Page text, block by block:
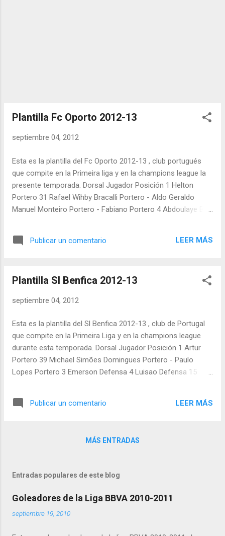
Plantilla Fc Oporto 2012-13
septiembre 04, 2012
Esta es la plantilla del Fc Oporto 2012-13 , club portugués
que compite en la Primeira liga y en la champions league la
presente temporada. Dorsal Jugador Posición 1 Helton
Portero 31 Rafael Wihby Bracalli Portero - Aldo Geraldo
Manuel Monteiro Portero - Fabiano Portero 4 Abdoulaye Ba
Defensa 14 Rolando Defensa 15 Rafa Defensa 16 Sereno
Defensa 21 Cristian Sapunaru Defensa 22 Eliaquim Mangala
Danilo Defensa
Publicar un comentario LEER MÁS
Plantilla Sl Benfica 2012-13
septiembre 04, 2012
Esta es la plantilla del Sl Benfica 2012-13 , club de Portugal
que compite en la Primeira Liga y en la champions league
durante esta temporada. Dorsal Jugador Posición 1 Artur
Portero 39 Michael Simões Domingues Portero - Paulo
Lopes Portero 3 Emerson Defensa 4 Luisao Defensa 15
Defensa 27 Miguel Vítor Defensa 33 Jardel Nivaldo Vieira
Defensa
Publicar un comentario LEER MÁS
MÁS ENTRADAS
Entradas populares de este blog
Goleadores de la Liga BBVA 2010-2011
septiembre 19, 2010